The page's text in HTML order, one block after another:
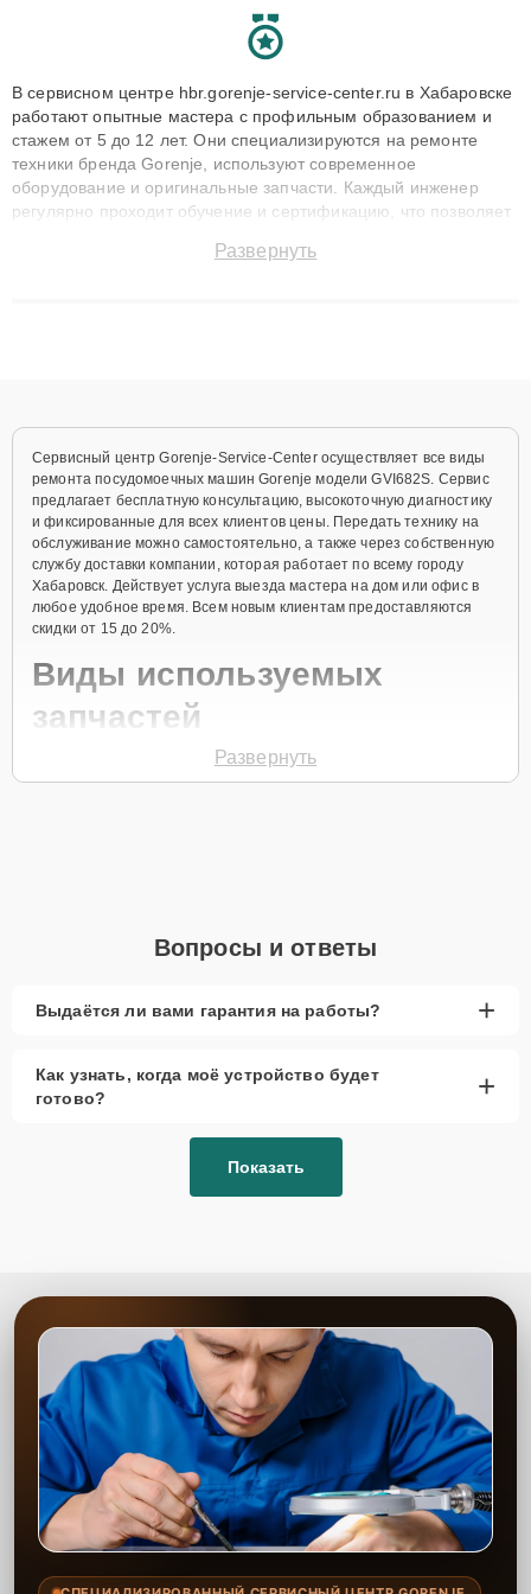
В сервисном центре hbr.gorenje-service-center.ru в Хабаровске
работают опытные мастера с профильным образованием и
стажем от 5 до 12 лет. Они специализируются на ремонте
техники бренда Gorenje, используют современное
оборудование и оригинальные запчасти. Каждый инженер
регулярно проходит обучение и сертификацию, что позволяет
технику с сохранением гарантии до 3 лет. Наши мастера
Развернуть
Сервисный центр Gorenje-Service-Center осуществляет все виды
ремонта посудомоечных машин Gorenje модели GVI682S. Сервис
предлагает бесплатную консультацию, высокоточную диагностику
и фиксированные для всех клиентов цены. Передать технику на
обслуживание можно самостоятельно, а также через собственную
службу доставки компании, которая работает по всему городу
Хабаровск. Действует услуга выезда мастера на дом или офис в
любое удобное время. Всем новым клиентам предоставляются
скидки от 15 до 20%.
Виды используемых
запчастей
Для ремонта посудомоечной машины модели GVI682S
активное использование устройства дольше
запчастей.
рассмотреть вариант с использованием
качественного аналога брендовой детали.
высококачественные запчасти, будь это 100% оригинал, или
надежные аналоги проверенных и зарекомендовавших себя
Позвонить по телефону горячей линии или
запросить обратный звонок через Форму заявки
для быстрого уточнения деталей.
Привезти устройство в ближайший центр или
передать аппарат курьеру службы доставки,
дождаться результатов диагностики и принять
решение.
Дождаться оповещения о готовности и забрать
устройство самостоятельно или воспользоваться
курьерской доставкой.
Развернуть
Вопросы и ответы
Выдаётся ли вами гарантия на работы? +
Как узнать, когда моё устройство будет
готово?
+
Показать